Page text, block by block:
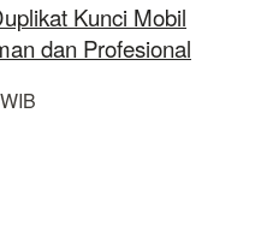
Kunci Mobil
dan Profesional